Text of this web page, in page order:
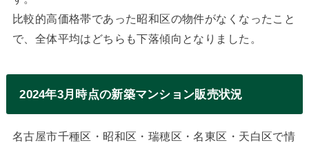
比較的高価格帯であった昭和区の物件がなくなったこと
で、全体平均はどちらも下落傾向となりました。
2024年3月時点の新築マンション販売状況
名古屋市千種区・昭和区・瑞穂区・名東区・天白区で情